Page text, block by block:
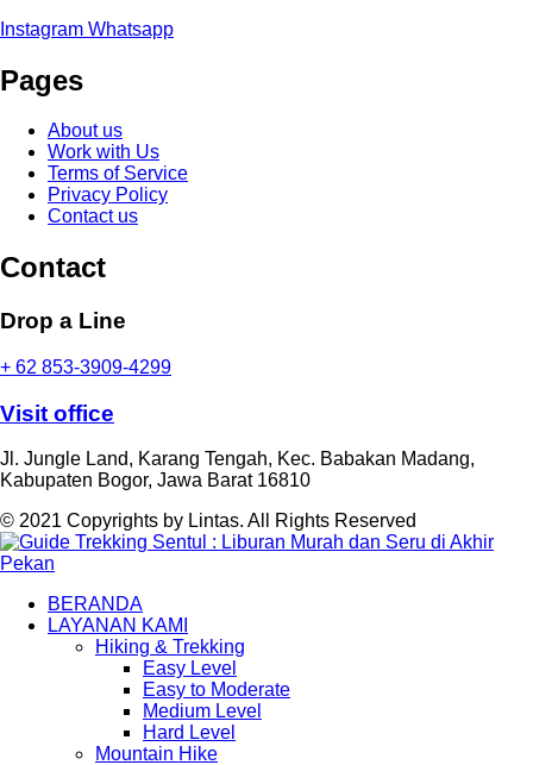
Instagram Whatsapp
Pages
About us
Work with Us
Terms of Service
Privacy Policy
Contact us
Contact
Drop a Line
+ 62 853-3909-4299
Visit office
Jl. Jungle Land, Karang Tengah, Kec. Babakan Madang,
Kabupaten Bogor, Jawa Barat 16810
© 2021 Copyrights by Lintas. All Rights Reserved
BERANDA
LAYANAN KAMI
Hiking & Trekking
Easy Level
Easy to Moderate
Medium Level
Hard Level
Mountain Hike